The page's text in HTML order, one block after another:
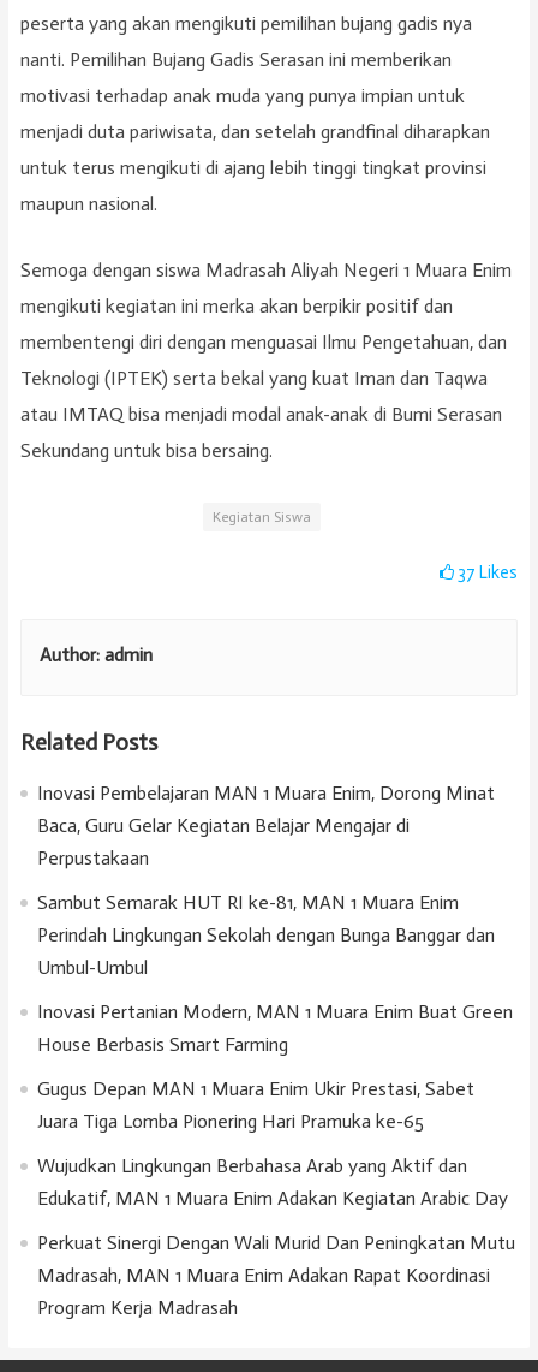
peserta yang akan mengikuti pemilihan bujang gadis nya
nanti. Pemilihan Bujang Gadis Serasan ini memberikan
motivasi terhadap anak muda yang punya impian untuk
menjadi duta pariwisata, dan setelah grandfinal diharapkan
untuk terus mengikuti di ajang lebih tinggi tingkat provinsi
maupun nasional.
Semoga dengan siswa Madrasah Aliyah Negeri 1 Muara Enim
mengikuti kegiatan ini merka akan berpikir positif dan
membentengi diri dengan menguasai Ilmu Pengetahuan, dan
Teknologi (IPTEK) serta bekal yang kuat Iman dan Taqwa
atau IMTAQ bisa menjadi modal anak-anak di Bumi Serasan
Sekundang untuk bisa bersaing.
Kegiatan Siswa
37Likes
Author: admin
Related Posts
Inovasi Pembelajaran MAN 1 Muara Enim, Dorong Minat
Baca, Guru Gelar Kegiatan Belajar Mengajar di
Perpustakaan
Sambut Semarak HUT RI ke-81, MAN 1 Muara Enim
Perindah Lingkungan Sekolah dengan Bunga Banggar dan
Umbul-Umbul
Inovasi Pertanian Modern, MAN 1 Muara Enim Buat Green
House Berbasis Smart Farming
Gugus Depan MAN 1 Muara Enim Ukir Prestasi, Sabet
Juara Tiga Lomba Pionering Hari Pramuka ke-65
Wujudkan Lingkungan Berbahasa Arab yang Aktif dan
Edukatif, MAN 1 Muara Enim Adakan Kegiatan Arabic Day
Perkuat Sinergi Dengan Wali Murid Dan Peningkatan Mutu
Madrasah, MAN 1 Muara Enim Adakan Rapat Koordinasi
Program Kerja Madrasah